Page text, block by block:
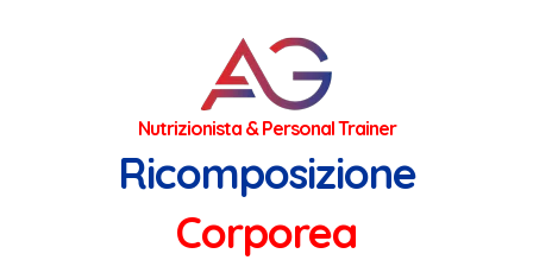
Nutrizionista & Personal Trainer
Ricomposizione
Corporea